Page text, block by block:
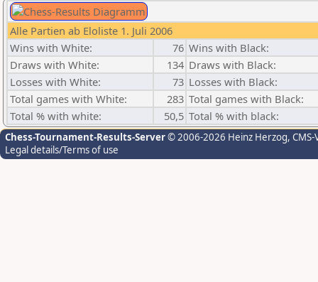
Alle Partien ab Eloliste 1. Juli 2006
Wins with White:
76 Wins with Black:
Draws with White:
134 Draws with Black:
Losses with White:
73 Losses with Black:
Total games with White:
283 Total games with Black:
Total % with white:
50,5 Total % with black:
Chess-Tournament-Results-Server© 2006-2026 Heinz Herzog,
Legal details/Terms of use